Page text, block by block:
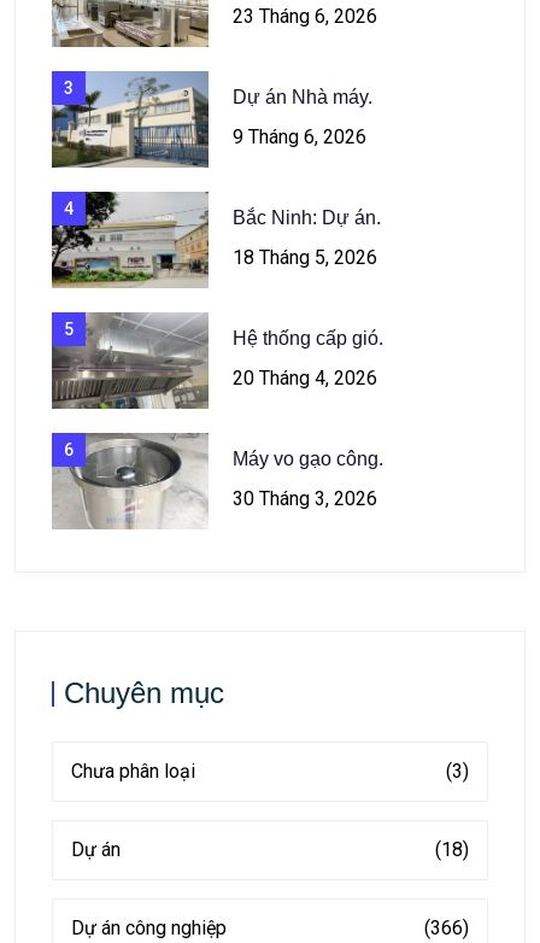
23 Tháng 6, 2026
3 Dự án Nhà máy.
9 Tháng 6, 2026
4 Bắc Ninh: Dự án.
18 Tháng 5, 2026
5 Hệ thống cấp gió.
20 Tháng 4, 2026
6 Máy vo gạo công.
30 Tháng 3, 2026
Chuyên mục
Chưa phân loại (3)
Dự án (18)
Dự án công nghiệp (366)